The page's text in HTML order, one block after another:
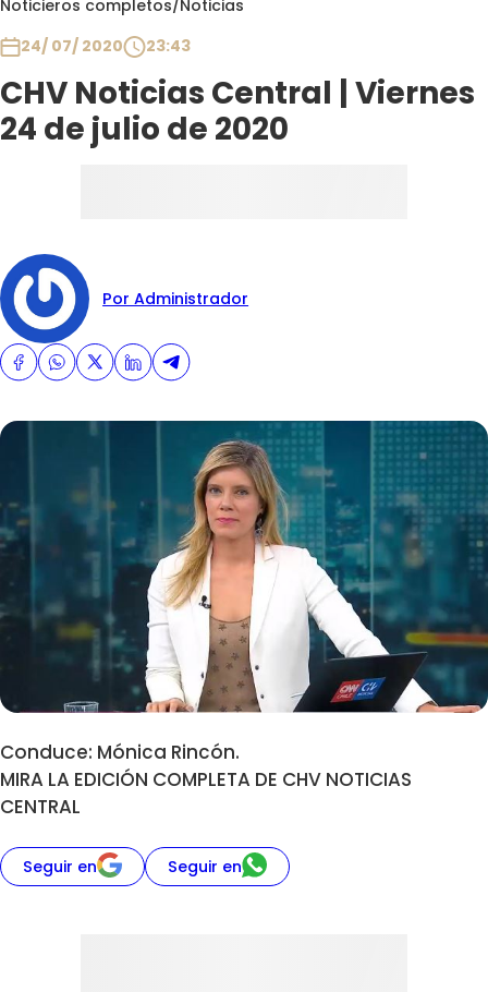
Noticieros completos/Noticias
24/ 07/ 2020
23:43
CHV Noticias Central | Viernes
24 de julio de 2020
Por Administrador
Conduce: Mónica Rincón.
MIRA LA EDICIÓN COMPLETA DE CHV NOTICIAS
CENTRAL
Seguir en Seguir en
Club De La Comedia
Contigo en Directo
Plan Perfecto
El Tiempo
Sabingo